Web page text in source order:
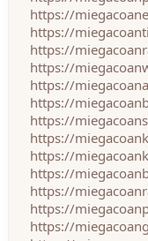
https://
https://
https://
https://
https://
https://
https://
https://
https://
https://
https://
https://
https://